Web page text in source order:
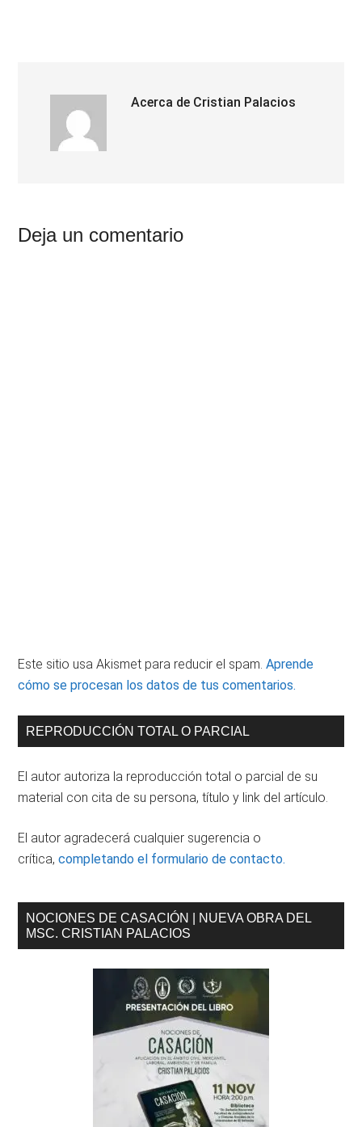
Acerca de Cristian Palacios
Interacciones
Deja un comentario
Este sitio usa Akismet para reducir el spam.Aprende
cómo se procesan los datos de tus comentarios.
Barra
principal
REPRODUCCIÓN TOTAL O PARCIAL
El autor autoriza la reproducción total o parcial de su
material con cita de su persona, título y link del artículo.
El autor agradecerá cualquier sugerencia o
crítica,completando el formulario de contacto.
NOCIONES DE CASACIÓN | NUEVA OBRA DEL
MSC. CRISTIAN PALACIOS